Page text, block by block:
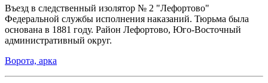
Въезд в следственный изолятор № 2 "Лефортово"
Федеральной службы исполнения наказаний. Тюрьма была
основана в 1881 году. Район Лефортово, Юго-Восточный
административный округ.
Ворота, арка